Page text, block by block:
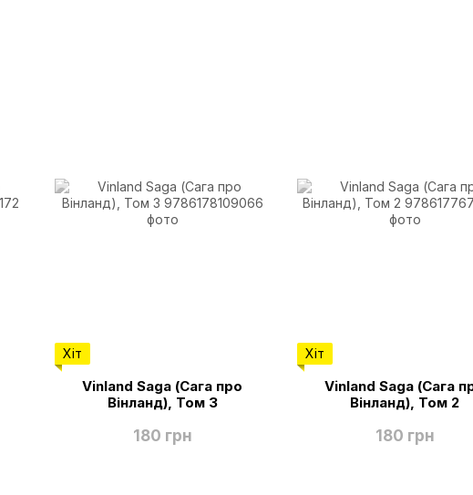
Хіт
Vinland Saga (Сага про
Вінланд), Том 3
180 грн
Хіт
Vinland Saga (Сага
Вінланд), Том 2
180 грн